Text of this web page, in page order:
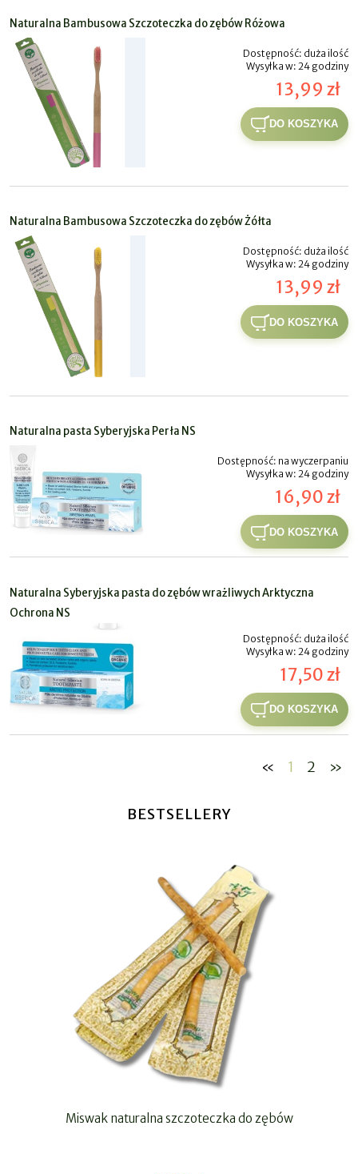
Naturalna Bambusowa Szczoteczka do zębów Różowa
Dostępność: duża ilość
Wysyłka w: 24 godziny
13,99 zł
DO KOSZYKA
Naturalna Bambusowa Szczoteczka do zębów Żółta
Dostępność: duża ilość
Wysyłka w: 24 godziny
13,99 zł
DO KOSZYKA
Naturalna pasta Syberyjska Perła NS
Dostępność: na wyczerpaniu
Wysyłka w: 24 godziny
16,90 zł
DO KOSZYKA
Naturalna Syberyjska pasta do zębów wrażliwych Arktyczna
Ochrona NS
Dostępność: duża ilość
Wysyłka w: 24 godziny
17,50 zł
DO KOSZYKA
« 1 2 »
BESTSELLERY
Miswak naturalna szczoteczka do zębów